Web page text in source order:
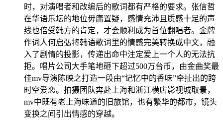
时，对演唱者和改编后的歌词都有严格的要求。张信哲
在华语乐坛的地位毋庸置疑，感情充沛且质感十足的声
线也倍受韩方的肯定，才会顺利成为首位翻唱者。金牌
作词人何启弘将韩语歌词里的情感完美转换成中文，融
入了剧情的投影，传递出命中注定爱上一个人的无法抗
拒。唱片公司大手笔地砸下超过500万台币，由金曲奖最
佳mv导演陈映之打造一段由“记忆中的香味”牵扯出的跨
时空爱恋。拍摄团队奔赴上海和浙江横店影视城取景，
mv中既有老上海味道的旧旅馆，也有繁华的都市，镜头
变换之间引出情感的穿越。